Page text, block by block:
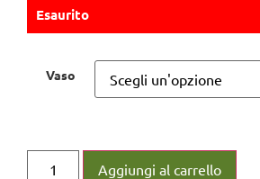
Esaurito
Vaso
Aggiungi al carrello